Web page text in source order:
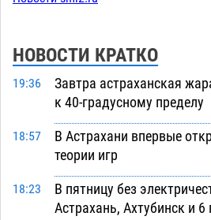
НОВОСТИ КРАТКО
19:36
Завтра астраханская
к 40-градусному пределу
18:57
В Астрахани впервые
теории игр
18:23
В пятницу без
Астрахань, Ахтубинск и 6